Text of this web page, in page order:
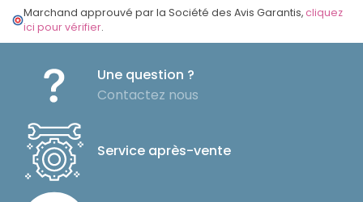
Marchand approuvé par la Société des Avis Garantis,cliquez
ici pour vérifier.
Une question ?
Contactez nous
Service après-vente